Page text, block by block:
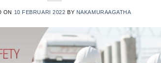
ON 10 FEBRUARI 2022 BY NAKAMURAAGATHA